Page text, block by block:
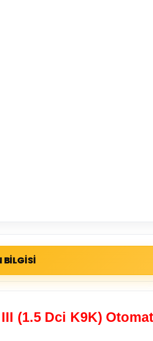
BİLGİSİ
(1.5 Dci K9K)